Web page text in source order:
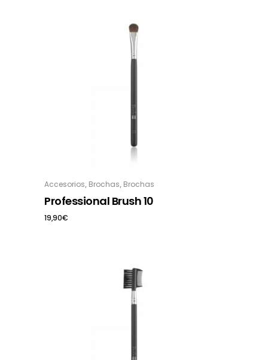
Accesorios, Brochas, Brochas
Professional Brush 10
19,90€